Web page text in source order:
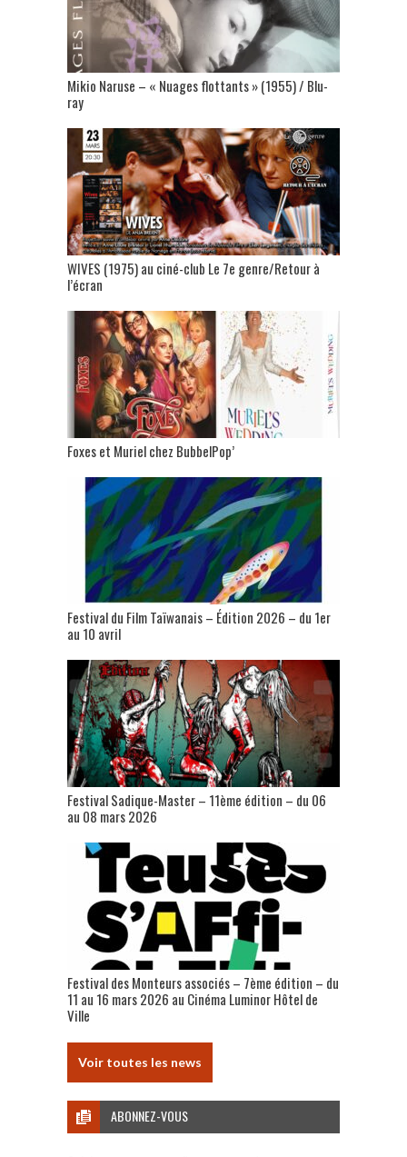
Mikio Naruse – « Nuages flottants » (1955) / Blu-
ray
WIVES (1975) au ciné-club Le 7e genre/Retour à
l’écran
Foxes et Muriel chez BubbelPop’
Festival du Film Taïwanais – Édition 2026 – du 1er
au 10 avril
Festival Sadique-Master – 11ème édition – du 06
au 08 mars 2026
Festival des Monteurs associés – 7ème édition – du
11 au 16 mars 2026 au Cinéma Luminor Hôtel de
Ville
Voir toutes les news
ABONNEZ-VOUS